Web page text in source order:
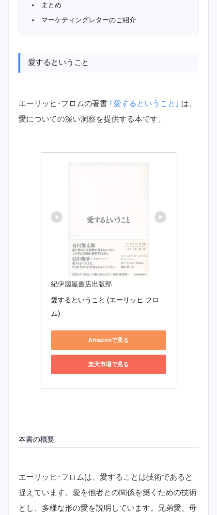
まとめ
マーケティングレターのご紹介
愛するということ
エーリッヒ･フロムの著書 ｢愛するということ｣ は、
愛についての深い洞察を提供する本です。
紀伊國屋書店出版部
愛するということ (エーリッヒ フロ
ム)
Amazonで見る
楽天市場で見る
本書の概要
エーリッヒ･フロムは、愛することは技術であると
捉えています。愛を他者との関係を築くための技術
とし、多様な形の愛を説明しています。兄弟愛、母